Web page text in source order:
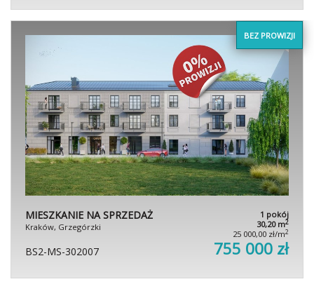
BEZ PROWIZJI
MIESZKANIE NA SPRZEDAŻ
Kraków, Grzegórzki
1 pokój
30,20 m2
25 000,00 zł/m2
BS2-MS-302007 755 000 zł